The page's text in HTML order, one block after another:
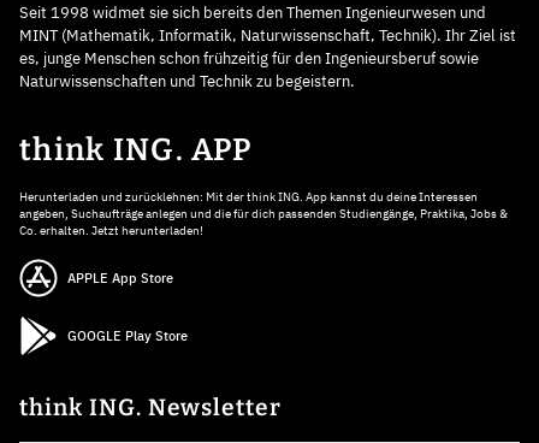
Seit 1998 widmet sie sich bereits den Themen Ingenieurwesen und
MINT (Mathematik, Informatik, Naturwissenschaft, Technik). Ihr Ziel ist
es, junge Menschen schon frühzeitig für den Ingenieursberuf sowie
Naturwissenschaften und Technik zu begeistern.
think ING. APP
Herunterladen und zurücklehnen: Mit der think ING. App kannst du deine Interessen
angeben, Suchaufträge anlegen und die für dich passenden Studiengänge, Praktika, Jobs &
Co. erhalten. Jetzt herunterladen!
APPLE App Store
GOOGLE Play Store
think ING. Newsletter